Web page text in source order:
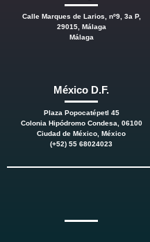
Calle Marques de Larios, nº9, 3a P,
29015, Málaga
Málaga
México D.F.
Plaza Popocatépetl 45
Colonia Hipódromo Condesa, 06100
Ciudad de México, México
(+52) 55 68024023